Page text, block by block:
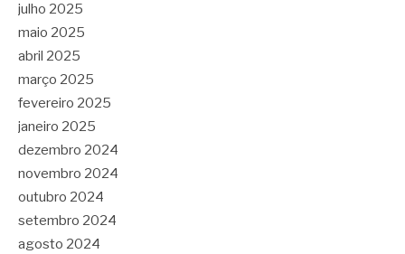
julho 2025
maio 2025
abril 2025
março 2025
fevereiro 2025
janeiro 2025
dezembro 2024
novembro 2024
outubro 2024
setembro 2024
agosto 2024